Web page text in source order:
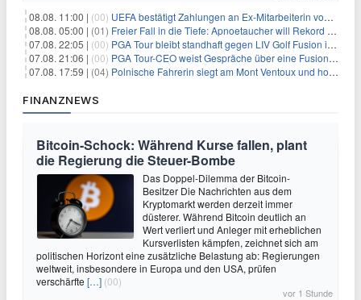
08.08. 11:00 | (00) UEFA bestätigt Zahlungen an Ex-Mitarbeiterin von Infantino
08.08. 05:00 | (01) Freier Fall in die Tiefe: Apnoetaucher will Rekord brechen
07.08. 22:05 | (00) PGA Tour bleibt standhaft gegen LIV Golf Fusion in einem sich wandelnden Sportumfeld
07.08. 21:06 | (00) PGA Tour-CEO weist Gespräche über eine Fusion mit LIV Golf zurück und bekräftigt die Wettbewerbslandschaft
07.08. 17:59 | (04) Polnische Fahrerin siegt am Mont Ventoux und holt Tour-Gelb
FINANZNEWS
Bitcoin-Schock: Während Kurse fallen, plant
die Regierung die Steuer-Bombe
Das Doppel-Dilemma der Bitcoin-
Besitzer Die Nachrichten aus dem
Kryptomarkt werden derzeit immer
düsterer. Während Bitcoin deutlich an
Wert verliert und Anleger mit erheblichen
Kursverlisten kämpfen, zeichnet sich am
politischen Horizont eine zusätzliche Belastung ab: Regierungen
weltweit, insbesondere in Europa und den USA, prüfen
verschärfte […] (00)
vor 1 Stunde